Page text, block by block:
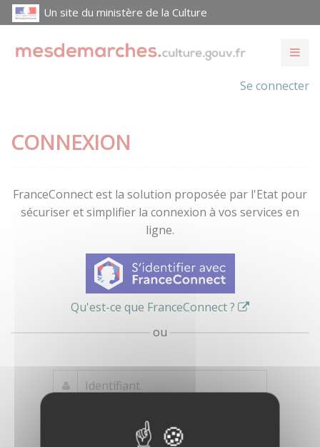
Un site du ministère de la Culture
Se connecter
CONNEXION
FranceConnect est la solution proposée par l'Etat pour
sécuriser et simplifier la connexion à vos services en
ligne.
Qu'est-ce que FranceConnect ?
ou